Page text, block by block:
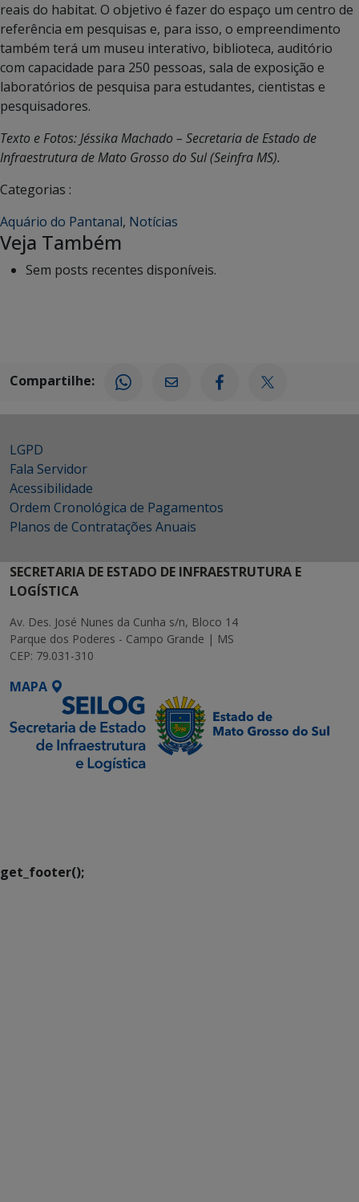
reais do habitat. O objetivo é fazer do espaço um centro de
referência em pesquisas e, para isso, o empreendimento
também terá um museu interativo, biblioteca, auditório
com capacidade para 250 pessoas, sala de exposição e
laboratórios de pesquisa para estudantes, cientistas e
pesquisadores.
Texto e Fotos: Jéssika Machado – Secretaria de Estado de
Infraestrutura de Mato Grosso do Sul (Seinfra MS).
Categorias :
Aquário do Pantanal, Notícias
Veja Também
Sem posts recentes disponíveis.
Compartilhe:
LGPD
Fala Servidor
Acessibilidade
Ordem Cronológica de Pagamentos
Planos de Contratações Anuais
SECRETARIA DE ESTADO DE INFRAESTRUTURA E
LOGÍSTICA
Av. Des. José Nunes da Cunha s/n, Bloco 14
Parque dos Poderes - Campo Grande | MS
CEP: 79.031-310
MAPA
get_footer();